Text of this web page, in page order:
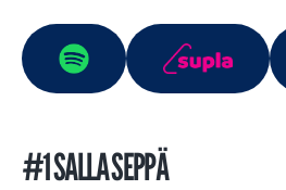
#1 SALLA SEPPÄ